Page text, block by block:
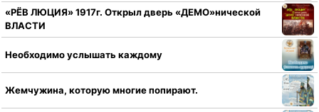
«РЁВ ЛЮЦИЯ» 1917г. Открыл дверь «ДЕМО»нической
ВЛАСТИ
Необходимо услышать каждому
Жемчужина, которую многие попирают.